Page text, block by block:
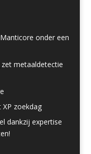
onder een
metaaldetectie
zoekdag
dankzij expertise